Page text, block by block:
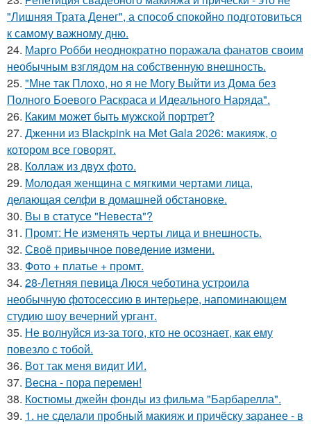
"Лишняя Трата Денег", а способ спокойно подготовиться
к самому важному дню.
24. Марго Робби неоднократно поражала фанатов своим
необычным взглядом на собственную внешность.
25. "Мне так Плохо, но я не Могу Выйти из Дома без
Полного Боевого Раскраса и Идеального Наряда".
26. Каким может быть мужской портрет?
27. Дженни из Blackpink на Met Gala 2026: макияж, о
котором все говорят.
28. Коллаж из двух фото.
29. Молодая женщина с мягкими чертами лица,
делающая селфи в домашней обстановке.
30. Вы в статусе "Невеста"?
31. Промт: Не изменять черты лица и внешность.
32. Своё привычное поведение измени.
33. Фото + платье + промт.
34. 28-Летняя певица Люся чеботина устроила
необычную фотосессию в интерьере, напоминающем
студию шоу вечерний ургант.
35. Не волнуйся из-за того, кто не осознает, как ему
повезло с тобой.
36. Вот так меня видит ИИ.
37. Весна - пора перемен!
38. Костюмы джейн фонды из фильма "Барбарелла".
39. 1. не сделали пробный макияж и причёску заранее - в